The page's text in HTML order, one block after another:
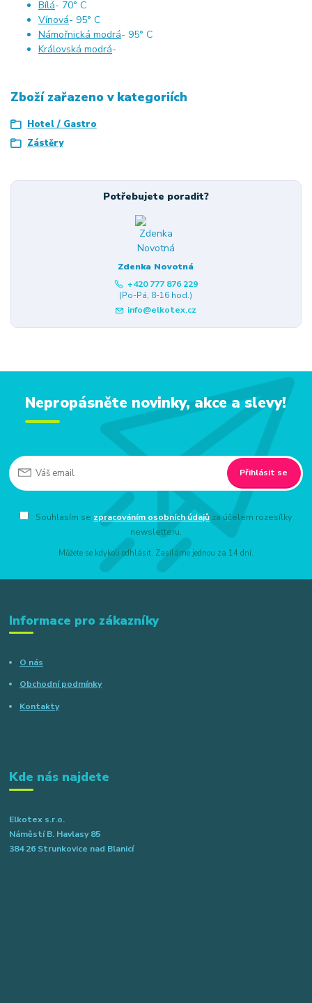
Bílá- 70° C
Vínová- 95° C
Námořnická modrá- 95° C
Královská modrá-
Zboží zařazeno v kategoriích
Hotel / Gastro
Zástěry
Potřebujete poradit?
Zdenka Novotná
+420 777 876 229
(Po-Pá, 8-16 hod.)
info@elkotex.cz
Nepropásněte novinky, akce a slevy!
Přihlásit se
Souhlasím se zpracováním osobních údajů za účelem rozesílky
newsletteru.
Můžete se kdykoli odhlásit. Zasíláme jednou za 14 dní.
Informace pro zákazníky
O nás
Obchodní podmínky
Kontakty
Kde nás najdete
Elkotex s.r.o.
Náměstí B. Havlasy 85
384 26 Strunkovice nad Blanicí